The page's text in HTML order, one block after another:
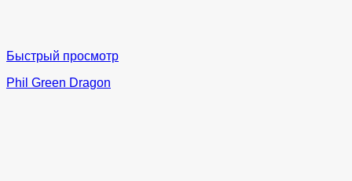
Быстрый просмотр
Phil Green Dragon